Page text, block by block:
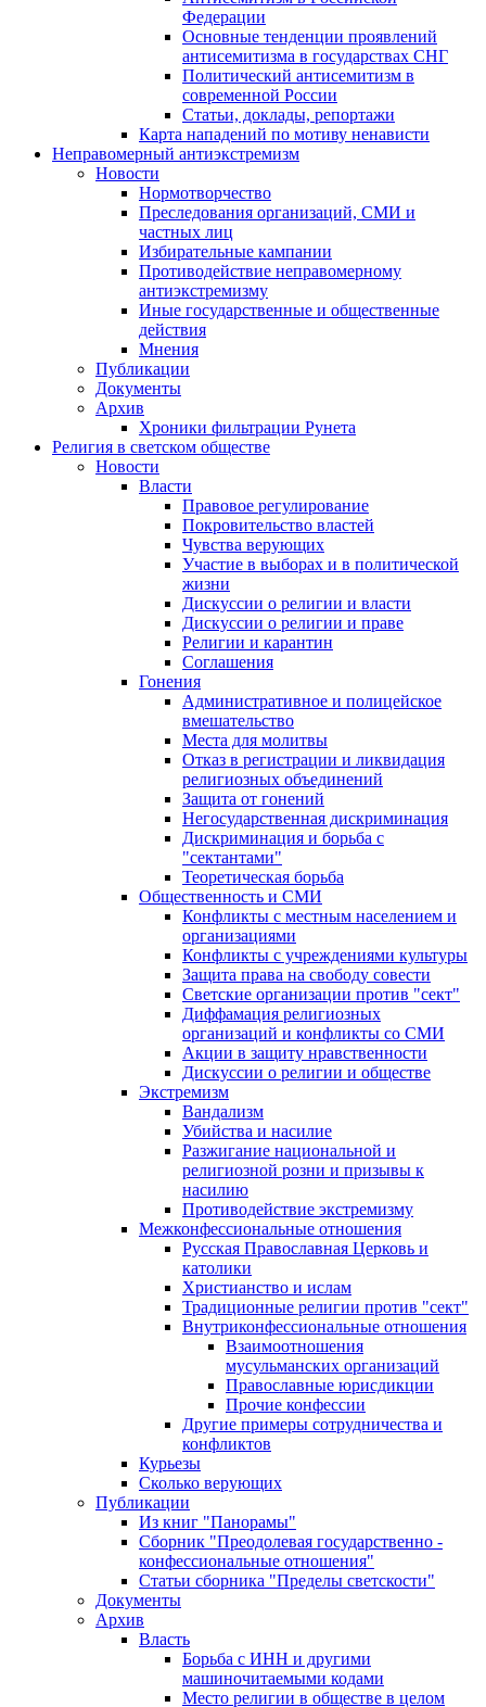
Федерации
Основные тенденции проявлений
антисемитизма в государствах СНГ
Политический антисемитизм в
современной России
Статьи, доклады, репортажи
Карта нападений по мотиву ненависти
Неправомерный антиэкстремизм
Новости
Нормотворчество
Преследования организаций, СМИ и
частных лиц
Избирательные кампании
Противодействие неправомерному
антиэкстремизму
Иные государственные и общественные
действия
Мнения
Публикации
Документы
Архив
Хроники фильтрации Рунета
Религия в светском обществе
Новости
Власти
Правовое регулирование
Покровительство властей
Чувства верующих
Участие в выборах и в политической
жизни
Дискуссии о религии и власти
Дискуссии о религии и праве
Религии и карантин
Соглашения
Гонения
Административное и полицейское
вмешательство
Места для молитвы
Отказ в регистрации и ликвидация
религиозных объединений
Защита от гонений
Негосударственная дискриминация
Дискриминация и борьба с
"сектантами"
Теоретическая борьба
Общественность и СМИ
Конфликты с местным населением и
организациями
Конфликты с учреждениями культуры
Защита права на свободу совести
Светские организации против "сект"
Диффамация религиозных
организаций и конфликты со СМИ
Акции в защиту нравственности
Дискуссии о религии и обществе
Экстремизм
Вандализм
Убийства и насилие
Разжигание национальной и
религиозной розни и призывы к
насилию
Противодействие экстремизму
Межконфессиональные отношения
Русская Православная Церковь и
католики
Христианство и ислам
Традиционные религии против "сект"
Внутриконфессиональные отношения
Взаимоотношения
мусульманских организаций
Православные юрисдикции
Прочие конфессии
Другие примеры сотрудничества и
конфликтов
Курьезы
Сколько верующих
Публикации
Из книг "Панорамы"
Сборник "Преодолевая государственно -
конфессиональные отношения"
Статьи сборника "Пределы светскости"
Документы
Архив
Власть
Борьба с ИНН и другими
машиночитаемыми кодами
Место религии в обществе в целом